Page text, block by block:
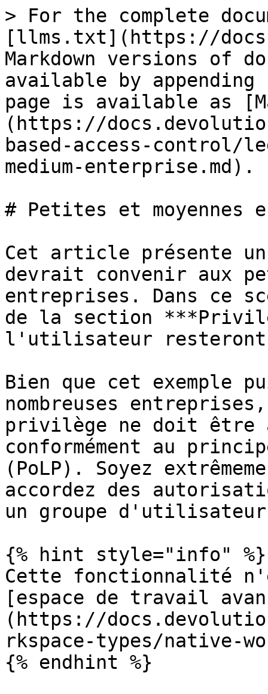
> For the complete
[llms.txt](https://
Markdown versions of
available by
page is available as
(https://
based-access-control/
medium-enterprise.md).
# Petites et moyennes
Cet article présente
devrait convenir aux
entreprises. Dans ce
de la section
l'utilisateur resteront
Bien que cet exemple
nombreuses
privilège ne doit être
conformément au
(PoLP). Soyez
accordez des
un groupe
{% hint style="info" %}
Cette fonctionnalité
[espace de travail
(https://
rkspace-types/native-
{% endhint %}